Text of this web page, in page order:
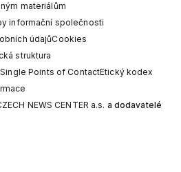
materiálům
informační společnosti
údajůCookies
struktura
Points of ContactEtický kodex
NEWS CENTER a.s. a dodavatelé